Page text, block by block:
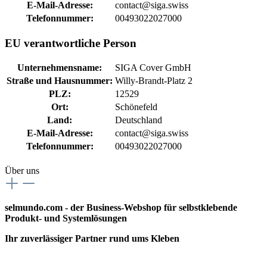
E-Mail-Adresse:
contact@siga.swiss
Telefonnummer:
00493022027000
EU verantwortliche Person
Unternehmensname:
SIGA Cover GmbH
Straße und Hausnummer: Willy-Brandt-Platz 2
PLZ:
12529
Ort:
Schönefeld
Land:
Deutschland
E-Mail-Adresse:
contact@siga.swiss
Telefonnummer:
00493022027000
Über uns
selmundo.com - der Business-Webshop für selbstklebende
Produkt- und Systemlösungen
Ihr zuverlässiger Partner rund ums Kleben